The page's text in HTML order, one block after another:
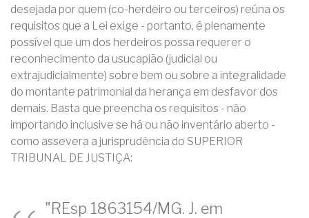
desejada por quem (co-herdeiro ou terceiros) reúna os
requisitos que a Lei exige - portanto, é plenamente
possível que um dos herdeiros possa requerer o
reconhecimento da usucapião (judicial ou
extrajudicialmente) sobre bem ou sobre a integralidade
do montante patrimonial da herança em desfavor dos
demais. Basta que preencha os requisitos - não
importando inclusive se há ou não inventário aberto -
como assevera a jurisprudência do SUPERIOR
TRIBUNAL DE JUSTIÇA:
"REsp 1863154/MG. J. em